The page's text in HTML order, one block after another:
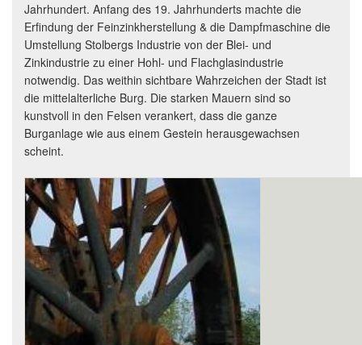
Jahrhundert. Anfang des 19. Jahrhunderts machte die
Erfindung der Feinzinkherstellung & die Dampfmaschine die
Umstellung Stolbergs Industrie von der Blei- und
Zinkindustrie zu einer Hohl- und Flachglasindustrie
notwendig. Das weithin sichtbare Wahrzeichen der Stadt ist
die mittelalterliche Burg. Die starken Mauern sind so
kunstvoll in den Felsen verankert, dass die ganze
Burganlage wie aus einem Gestein herausgewachsen
scheint.